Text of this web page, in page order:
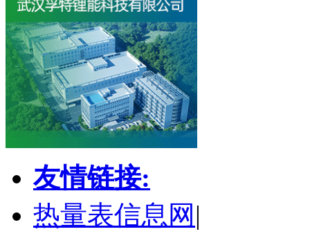
友情链接:
热量表信息网 |